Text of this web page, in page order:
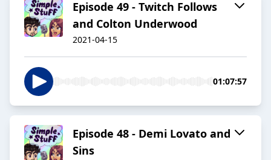
Episode 49 - Twitch Follows
and Colton Underwood
2021-04-15
01:07:57
Episode 48 - Demi Lovato and
Sins